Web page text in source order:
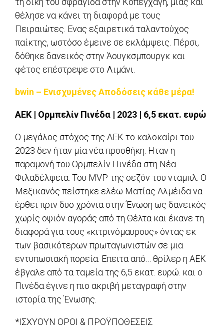
θέλησε να κάνει τη διαφορά με τους
Πειραιώτες. Ενας εξαιρετικά ταλαντούχος
παίκτης, ωστόσο έμεινε σε εκλάμψεις. Πέρσι,
δόθηκε δανεικός στην Άουγκσμπουργκ και
φέτος επέστρεψε στο Λιμάνι.
bwin – Ενισχυμένες Αποδόσεις κάθε μέρα!
ΑΕΚ | Ορμπελίν Πινέδα | 2023 | 6,5 εκατ. ευρώ
Ο μεγάλος στόχος της ΑΕΚ το καλοκαίρι του
2023 δεν ήταν μία νέα προσθήκη. Ηταν η
παραμονή του Ορμπελίν Πινέδα στη Νέα
Φιλαδέλφεια. Του MVP της σεζόν του νταμπλ. Ο
Μεξικανός πείστηκε ελέω Ματίας Αλμέιδα να
έρθει πριν δυο χρόνια στην Ένωση ως δανεικός
χωρίς οψιόν αγοράς από τη Θέλτα και έκανε τη
διαφορά για τους «κιτρινόμαυρους» όντας εκ
των βασικότερων πρωταγωνιστών σε μια
εντυπωσιακή πορεία. Επειτα από… θρίλερ η ΑΕΚ
έβγαλε από τα ταμεία της 6,5 εκατ. ευρώ. και ο
Πινέδα έγινε η πιο ακριβή μεταγραφή στην
ιστορία της Ένωσης.
*ΙΣΧΥΟΥΝ ΟΡΟΙ & ΠΡΟΫΠΟΘΕΣΕΙΣ